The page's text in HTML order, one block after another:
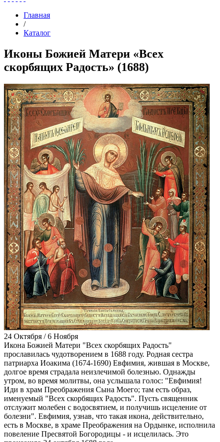
Главная
/
Каталог
Иконы Божией Матери «Всех
скорбящих Радость» (1688)
24 Октября / 6 Ноября
Икона Божией Матери "Всех скорбящих Радость"
прославилась чудотворением в 1688 году. Родная сестра
патриарха Иоакима (1674-1690) Евфимия, жившая в Москве,
долгое время страдала неизлечимой болезнью. Однажды
утром, во время молитвы, она услышала голос: "Евфимия!
Иди в храм Преображения Сына Моего; там есть образ,
именуемый "Всех скорбящих Радость". Пусть священник
отслужит молебен с водосвятием, и получишь исцеление от
болезни". Евфимия, узнав, что такая икона, действительно,
есть в Москве, в храме Преображения на Ордынке, исполнила
повеление Пресвятой Богородицы - и исцелилась. Это